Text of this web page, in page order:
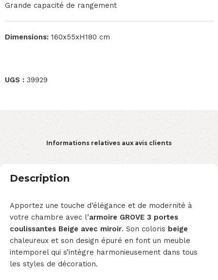
Grande capacité de rangement
Dimensions: 160x55xH180 cm
UGS : 39929
Informations relatives aux avis clients
Description
Apportez une touche d’élégance et de modernité à
votre chambre avec l’armoire GROVE 3 portes
coulissantes Beige avec miroir. Son coloris beige
chaleureux et son design épuré en font un meuble
intemporel qui s’intègre harmonieusement dans tous
les styles de décoration.